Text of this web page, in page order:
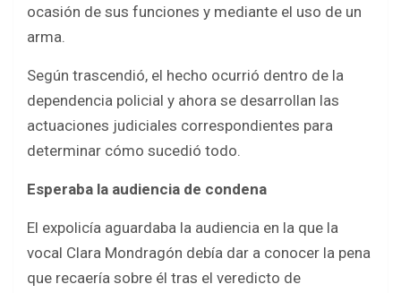
ocasión de sus funciones y mediante el uso de un
arma.
Según trascendió, el hecho ocurrió dentro de la
dependencia policial y ahora se desarrollan las
actuaciones judiciales correspondientes para
determinar cómo sucedió todo.
Esperaba la audiencia de condena
El expolicía aguardaba la audiencia en la que la
vocal Clara Mondragón debía dar a conocer la pena
que recaería sobre él tras el veredicto de